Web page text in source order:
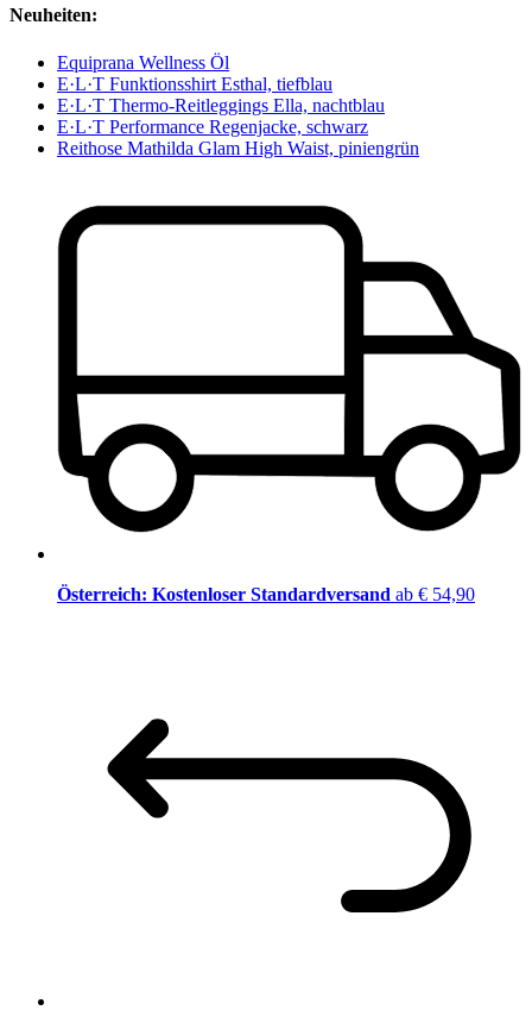
Neuheiten:
Equiprana Wellness Öl
E·L·T Funktionsshirt Esthal, tiefblau
E·L·T Thermo-Reitleggings Ella, nachtblau
E·L·T Performance Regenjacke, schwarz
Reithose Mathilda Glam High Waist, piniengrün
Österreich: Kostenloser Standardversand ab € 54,90